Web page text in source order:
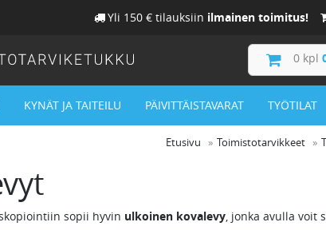
Yli 150 € tilauksiin ilmainen toimitus!
0kpl
KYNÄT JA TAITEILU PÄIVITTÄISTAVARAT TYÖTILAT
Etusivu Toimistotarvikkeet
sopii hyvin ulkoinen kovalevy, jonka avulla voit